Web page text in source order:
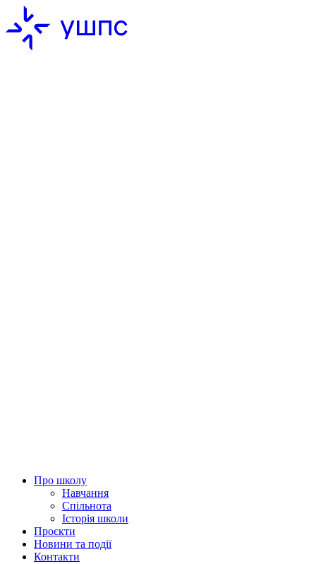
Про школу
Навчання
Спільнота
Історія школи
Проєкти
Новини та події
Контакти